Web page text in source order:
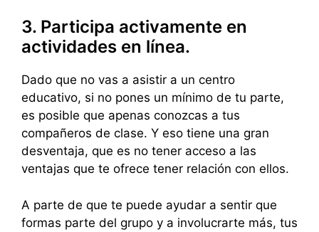
3. Participa activamente en
actividades en línea.
Dado que no vas a asistir a un centro
educativo, si no pones un mínimo de tu parte,
es posible que apenas conozcas a tus
compañeros de clase. Y eso tiene una gran
desventaja, que es no tener acceso a las
ventajas que te ofrece tener relación con ellos.
A parte de que te puede ayudar a sentir que
formas parte del grupo y a involucrarte más, tus